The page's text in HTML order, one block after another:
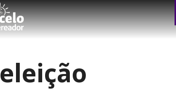
eleição